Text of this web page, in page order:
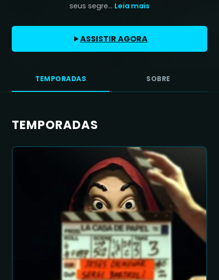
seus segre... Leia mais
ASSISTIR AGORA
TEMPORADAS SOBRE
TEMPORADAS